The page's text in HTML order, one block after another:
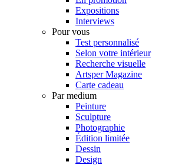
Expositions
Interviews
Pour vous
Test personnalisé
Selon votre intérieur
Recherche visuelle
Artsper Magazine
Carte cadeau
Par medium
Peinture
Sculpture
Photographie
Édition limitée
Dessin
Design